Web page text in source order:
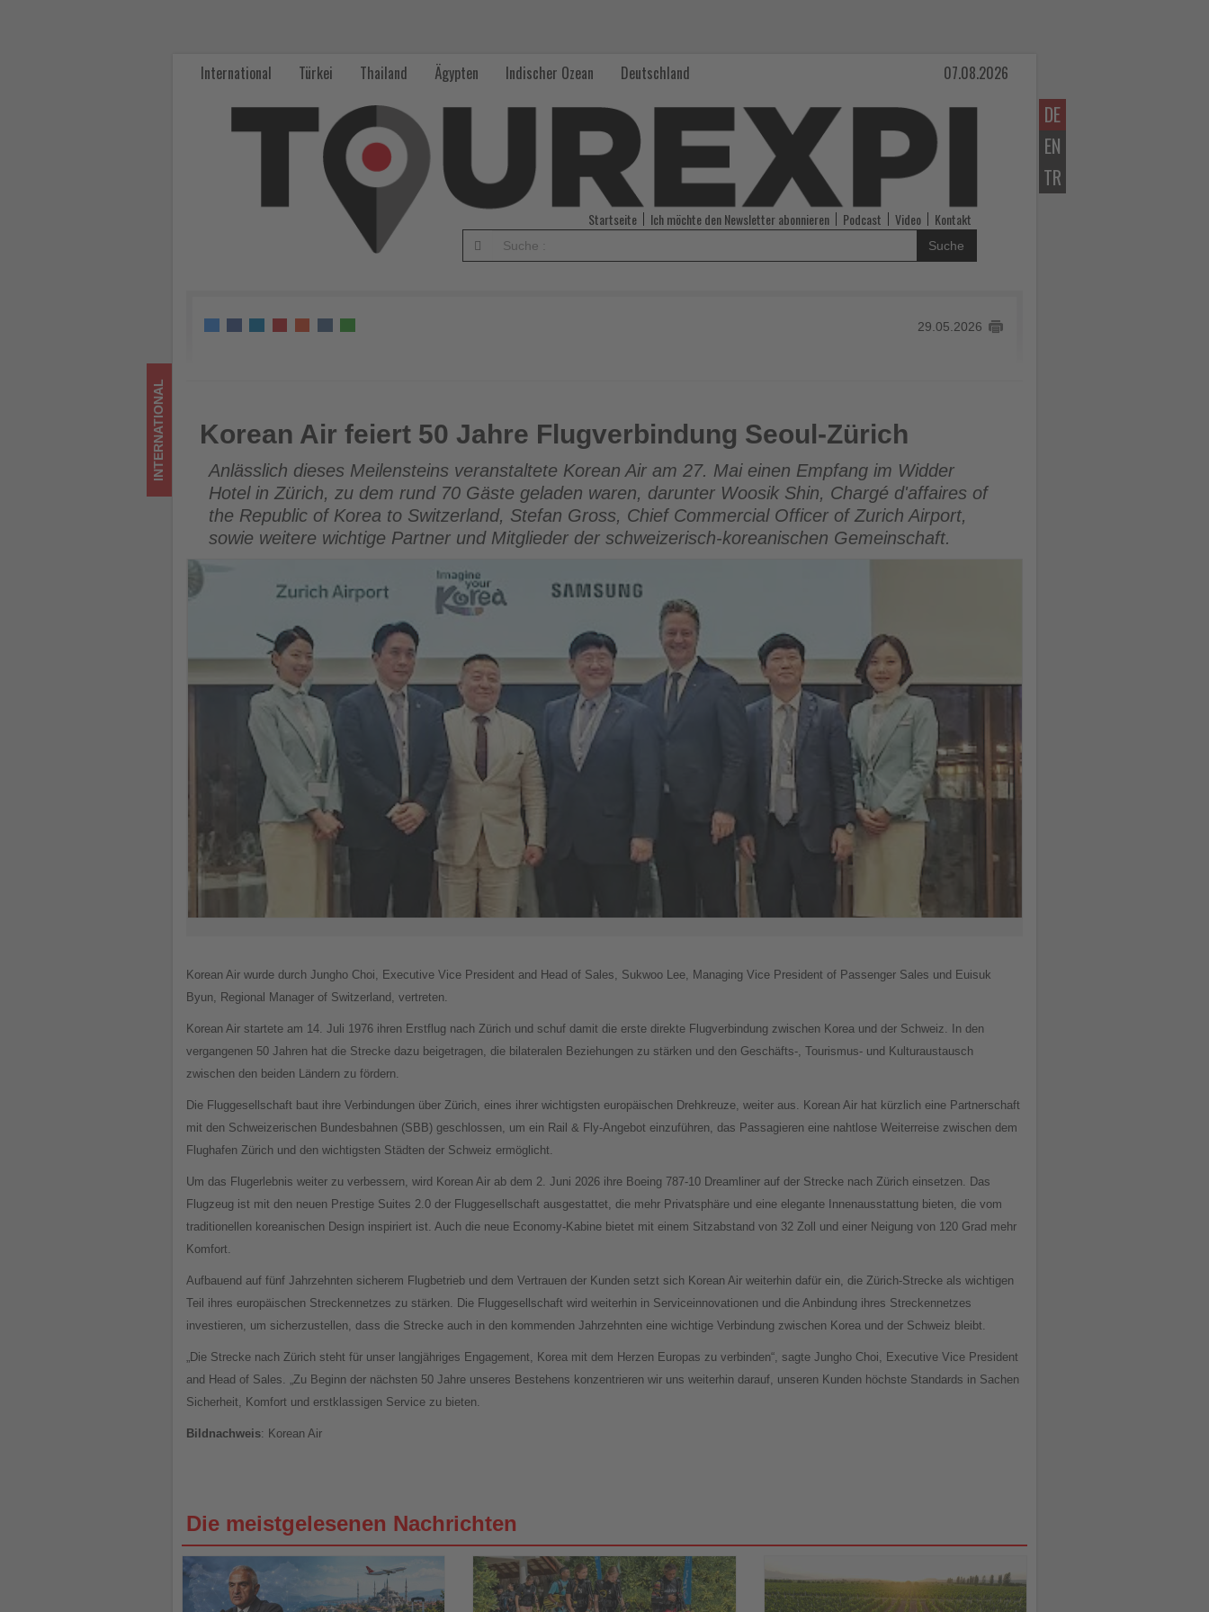
DE
EN
TR
International Türkei Thailand Ägypten Indischer Ozean Deutschland 07.08.2026
Startseite Ich möchte den Newsletter abonnieren Podcast Video Kontakt
Suche
29.05.2026
Korean Air feiert 50 Jahre Flugverbindung Seoul-Zürich
INTERNATIONAL Korean Air feiert 50 Jahre Flugverbindung Seoul-Zürich
Anlässlich dieses Meilensteins veranstaltete Korean Air am 27. Mai einen Empfang im Widder
Hotel in Zürich, zu dem rund 70 Gäste geladen waren, darunter Woosik Shin, Chargé d'affaires of
the Republic of Korea to Switzerland, Stefan Gross, Chief Commercial Officer of Zurich Airport,
sowie weitere wichtige Partner und Mitglieder der schweizerisch-koreanischen Gemeinschaft.
Korean Air wurde durch Jungho Choi, Executive Vice President and Head of Sales, Sukwoo Lee, Managing Vice President of Passenger Sales und Euisuk
Byun, Regional Manager of Switzerland, vertreten.
Korean Air startete am 14. Juli 1976 ihren Erstflug nach Zürich und schuf damit die erste direkte Flugverbindung zwischen Korea und der Schweiz. In den
vergangenen 50 Jahren hat die Strecke dazu beigetragen, die bilateralen Beziehungen zu stärken und den Geschäfts-, Tourismus- und Kulturaustausch
zwischen den beiden Ländern zu fördern.
Die Fluggesellschaft baut ihre Verbindungen über Zürich, eines ihrer wichtigsten europäischen Drehkreuze, weiter aus. Korean Air hat kürzlich eine Partnerschaft
mit den Schweizerischen Bundesbahnen (SBB) geschlossen, um ein Rail & Fly-Angebot einzuführen, das Passagieren eine nahtlose Weiterreise zwischen dem
Flughafen Zürich und den wichtigsten Städten der Schweiz ermöglicht.
Um das Flugerlebnis weiter zu verbessern, wird Korean Air ab dem 2. Juni 2026 ihre Boeing 787-10 Dreamliner auf der Strecke nach Zürich einsetzen. Das
Flugzeug ist mit den neuen Prestige Suites 2.0 der Fluggesellschaft ausgestattet, die mehr Privatsphäre und eine elegante Innenausstattung bieten, die vom
traditionellen koreanischen Design inspiriert ist. Auch die neue Economy-Kabine bietet mit einem Sitzabstand von 32 Zoll und einer Neigung von 120 Grad mehr
Komfort.
Aufbauend auf fünf Jahrzehnten sicherem Flugbetrieb und dem Vertrauen der Kunden setzt sich Korean Air weiterhin dafür ein, die Zürich-Strecke als wichtigen
Teil ihres europäischen Streckennetzes zu stärken. Die Fluggesellschaft wird weiterhin in Serviceinnovationen und die Anbindung ihres Streckennetzes
investieren, um sicherzustellen, dass die Strecke auch in den kommenden Jahrzehnten eine wichtige Verbindung zwischen Korea und der Schweiz bleibt.
„Die Strecke nach Zürich steht für unser langjähriges Engagement, Korea mit dem Herzen Europas zu verbinden“, sagte Jungho Choi, Executive Vice President
and Head of Sales. „Zu Beginn der nächsten 50 Jahre unseres Bestehens konzentrieren wir uns weiterhin darauf, unseren Kunden höchste Standards in Sachen
Sicherheit, Komfort und erstklassigen Service zu bieten.
Bildnachweis: Korean Air
Die meistgelesenen Nachrichten